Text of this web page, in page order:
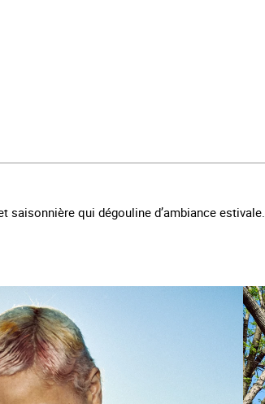
qui dégouline d’ambiance estivale.